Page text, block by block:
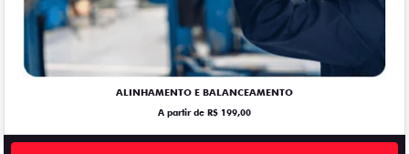
ALINHAMENTO E BALANCEAMENTO
A partir de R$ 199,00